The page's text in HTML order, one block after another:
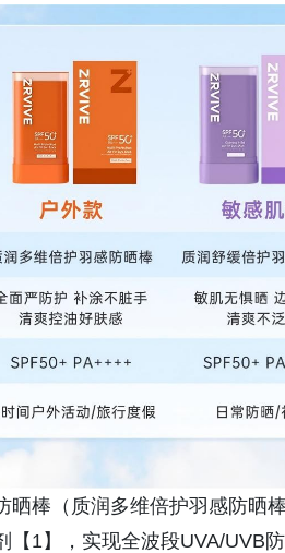
晒棒（质润多维倍护羽感防晒
【1】，实现全波段UVA/UVB